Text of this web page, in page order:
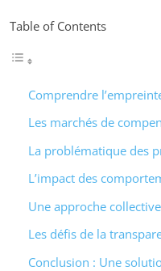
Table of Contents
Comprendre
Les marchés de
La problématique des
L’impact des
Une approche
Les défis de la
Conclusion : Une